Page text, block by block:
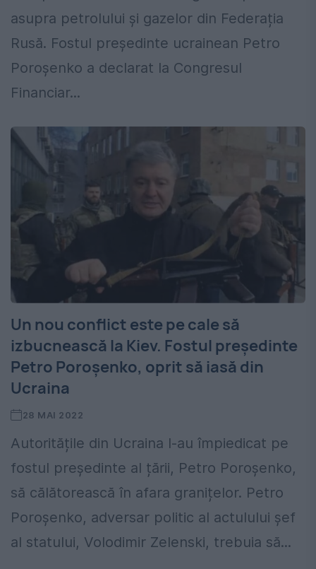
asupra petrolului și gazelor din Federația
Rusă. Fostul președinte ucrainean Petro
Poroșenko a declarat la Congresul
Financiar...
Un nou conflict este pe cale să
izbucnească la Kiev. Fostul președinte
Petro Poroșenko, oprit să iasă din
Ucraina
28 MAI 2022
Autoritățile din Ucraina l-au împiedicat pe
fostul președinte al țării, Petro Poroşenko,
să călătorească în afara granițelor. Petro
Poroșenko, adversar politic al actulului șef
al statului, Volodimir Zelenski, trebuia să...